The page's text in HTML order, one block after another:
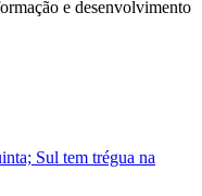
e desenvolvimento
Sul tem trégua na